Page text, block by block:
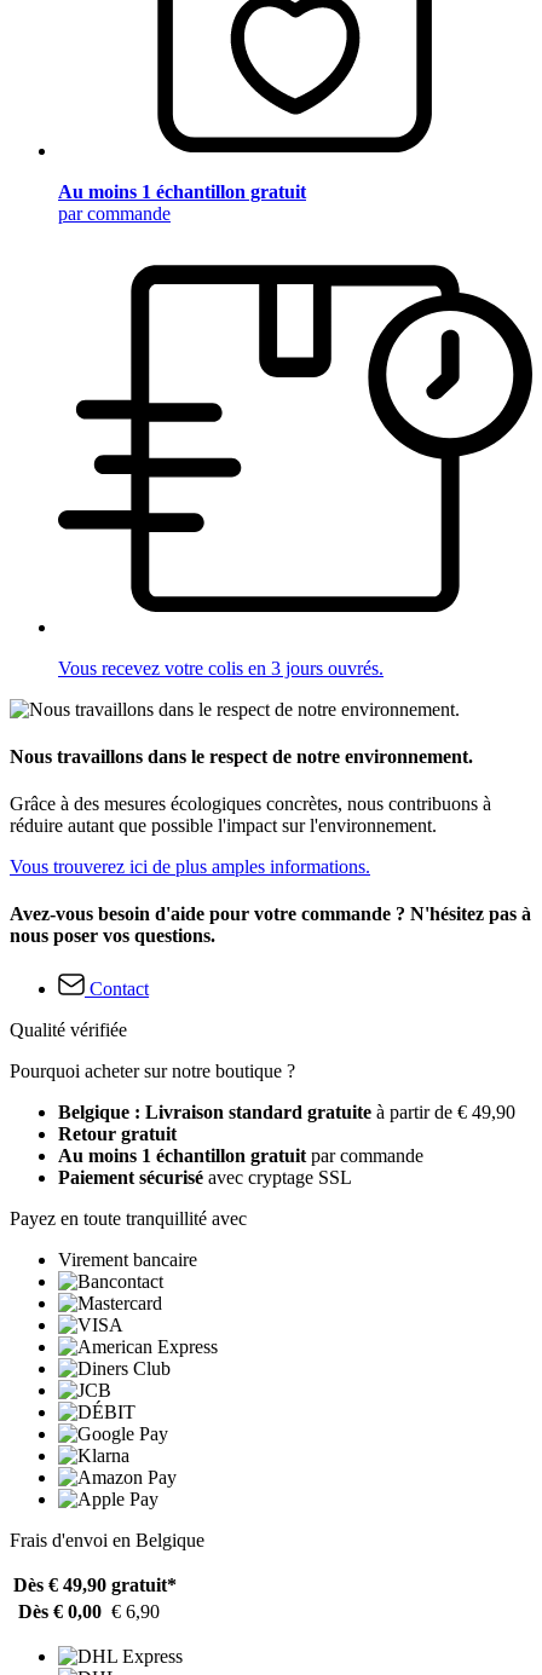
Au moins 1 échantillon gratuit
par commande
Vous recevez votre colis en 3 jours ouvrés.
Nous travaillons dans le respect de notre environnement.
Grâce à des mesures écologiques concrètes, nous contribuons à
réduire autant que possible l'impact sur l'environnement.
Vous trouverez ici de plus amples informations.
Avez-vous besoin d'aide pour votre commande ? N'hésitez pas à
nous poser vos questions.
Contact
Qualité vérifiée
Pourquoi acheter sur notre boutique ?
Belgique : Livraison standard gratuite à partir de € 49,90
Retour gratuit
Au moins 1 échantillon gratuit par commande
Paiement sécurisé avec cryptage SSL
Payez en toute tranquillité avec
Virement bancaire
Frais d'envoi en Belgique
Dès € 49,90 gratuit*
Dès € 0,00 € 6,90